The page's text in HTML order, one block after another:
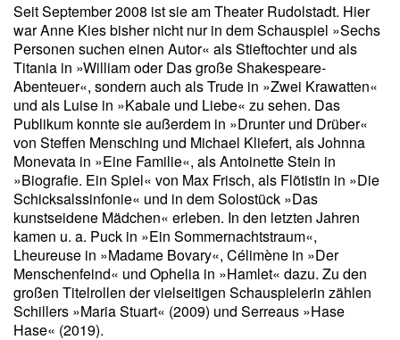
Seit September 2008 ist sie am Theater Rudolstadt. Hier
war Anne Kies bisher nicht nur in dem Schauspiel »Sechs
Personen suchen einen Autor« als Stieftochter und als
Titania in »William oder Das große Shakespeare-
Abenteuer«, sondern auch als Trude in »Zwei Krawatten«
und als Luise in »Kabale und Liebe« zu sehen. Das
Publikum konnte sie außerdem in »Drunter und Drüber«
von Steffen Mensching und Michael Kliefert, als Johnna
Monevata in »Eine Familie«, als Antoinette Stein in
»Biografie. Ein Spiel« von Max Frisch, als Flötistin in »Die
Schicksalssinfonie« und in dem Solostück »Das
kunstseidene Mädchen« erleben. In den letzten Jahren
kamen u. a. Puck in »Ein Sommernachtstraum«,
Lheureuse in »Madame Bovary«, Célimène in »Der
Menschenfeind« und Ophelia in »Hamlet« dazu. Zu den
großen Titelrollen der vielseitigen Schauspielerin zählen
Schillers »Maria Stuart« (2009) und Serreaus »Hase
Hase« (2019).